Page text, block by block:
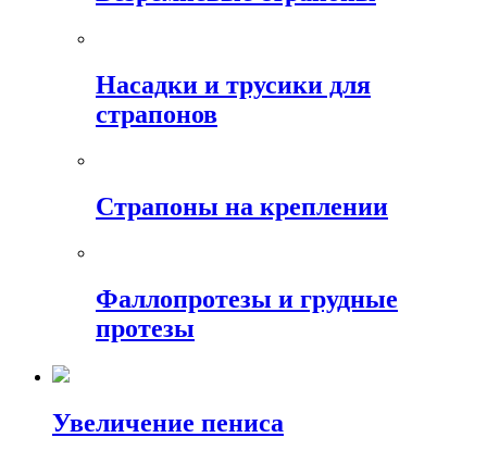
Насадки и трусики для
страпонов
Страпоны на креплении
Фаллопротезы и грудные
протезы
Увеличение пениса